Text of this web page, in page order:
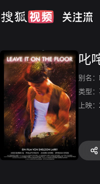
叱
别名：
类型：
上映：